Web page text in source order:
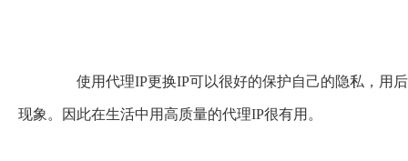
使用代理IP更换IP可以很好的保护自己的隐私，用
现象。因此在生活中用高质量的代理IP很有用。